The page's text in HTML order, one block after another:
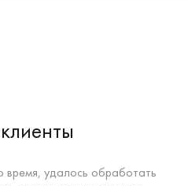
время, удалось обработать